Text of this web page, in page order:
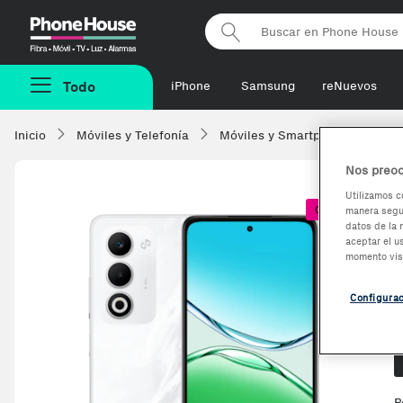
Phonehouse
Todo iPhone Samsung reNuevos
Inicio Móviles y Telefonía Móviles y Smartphones
Coste + 1€
Nos
Utilizamos
manera
datos de la
aceptar el
momento